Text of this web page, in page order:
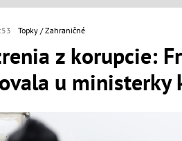
Topky Zahraničné
z korupcie:
u ministerky